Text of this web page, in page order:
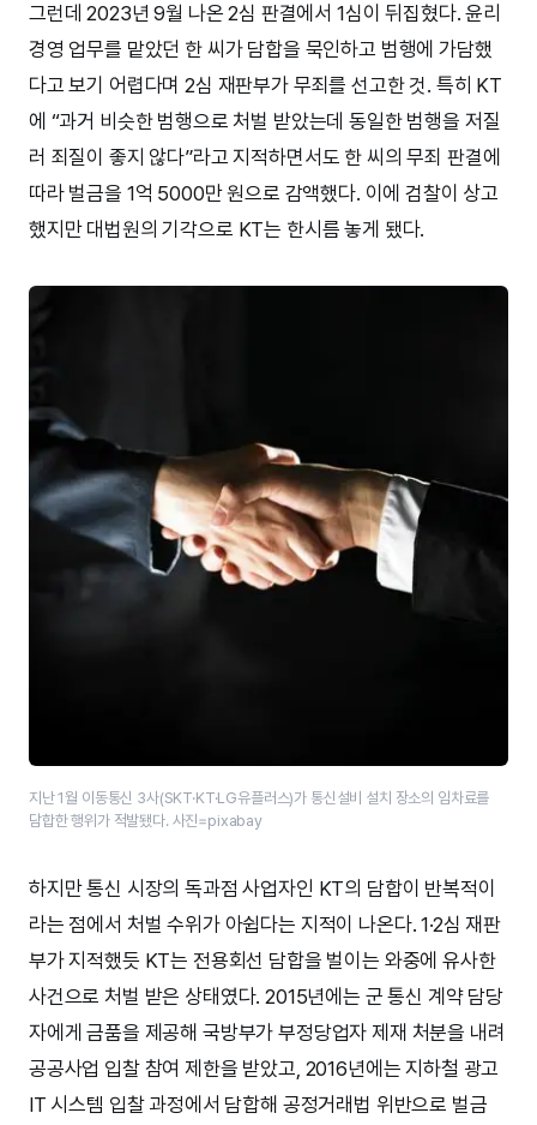
그런데 2023년 9월 나온 2심 판결에서 1심이 뒤집혔다. 윤리
경영 업무를 맡았던 한 씨가 담합을 묵인하고 범행에 가담했
다고 보기 어렵다며 2심 재판부가 무죄를 선고한 것. 특히 KT
에 “과거 비슷한 범행으로 처벌 받았는데 동일한 범행을 저질
러 죄질이 좋지 않다”라고 지적하면서도 한 씨의 무죄 판결에
따라 벌금을 1억 5000만 원으로 감액했다. 이에 검찰이 상고
했지만 대법원의 기각으로 KT는 한시름 놓게 됐다.
지난 1월 이동통신 3사(SKT·KT·LG유플러스)가 통신설비 설치 장소의 임차료를
담합한 행위가 적발됐다. 사진=pixabay
하지만 통신 시장의 독과점 사업자인 KT의 담합이 반복적이
라는 점에서 처벌 수위가 아쉽다는 지적이 나온다. 1·2심 재판
부가 지적했듯 KT는 전용회선 담합을 벌이는 와중에 유사한
사건으로 처벌 받은 상태였다. 2015년에는 군 통신 계약 담당
자에게 금품을 제공해 국방부가 부정당업자 제재 처분을 내려
공공사업 입찰 참여 제한을 받았고, 2016년에는 지하철 광고
IT 시스템 입찰 과정에서 담합해 공정거래법 위반으로 벌금